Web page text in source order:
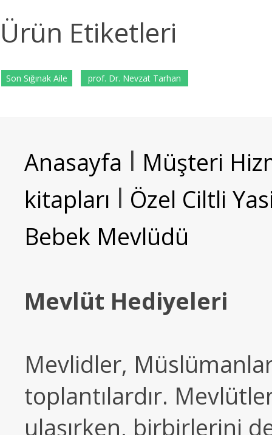
Ürün Etiketleri
Son Sığınak Aile prof. Dr. Nevzat Tarhan
Anasayfa l Müşteri
kitapları l Özel Ciltli
Bebek Mevlüdü
Mevlüt Hediyeleri
Mevlidler,
toplantılardır.
ulaşırken, birbirlerini